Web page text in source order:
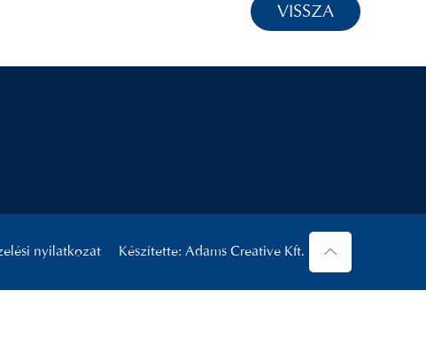
VISSZA
nyilatkozat Készítette: Adams Creative Kft.